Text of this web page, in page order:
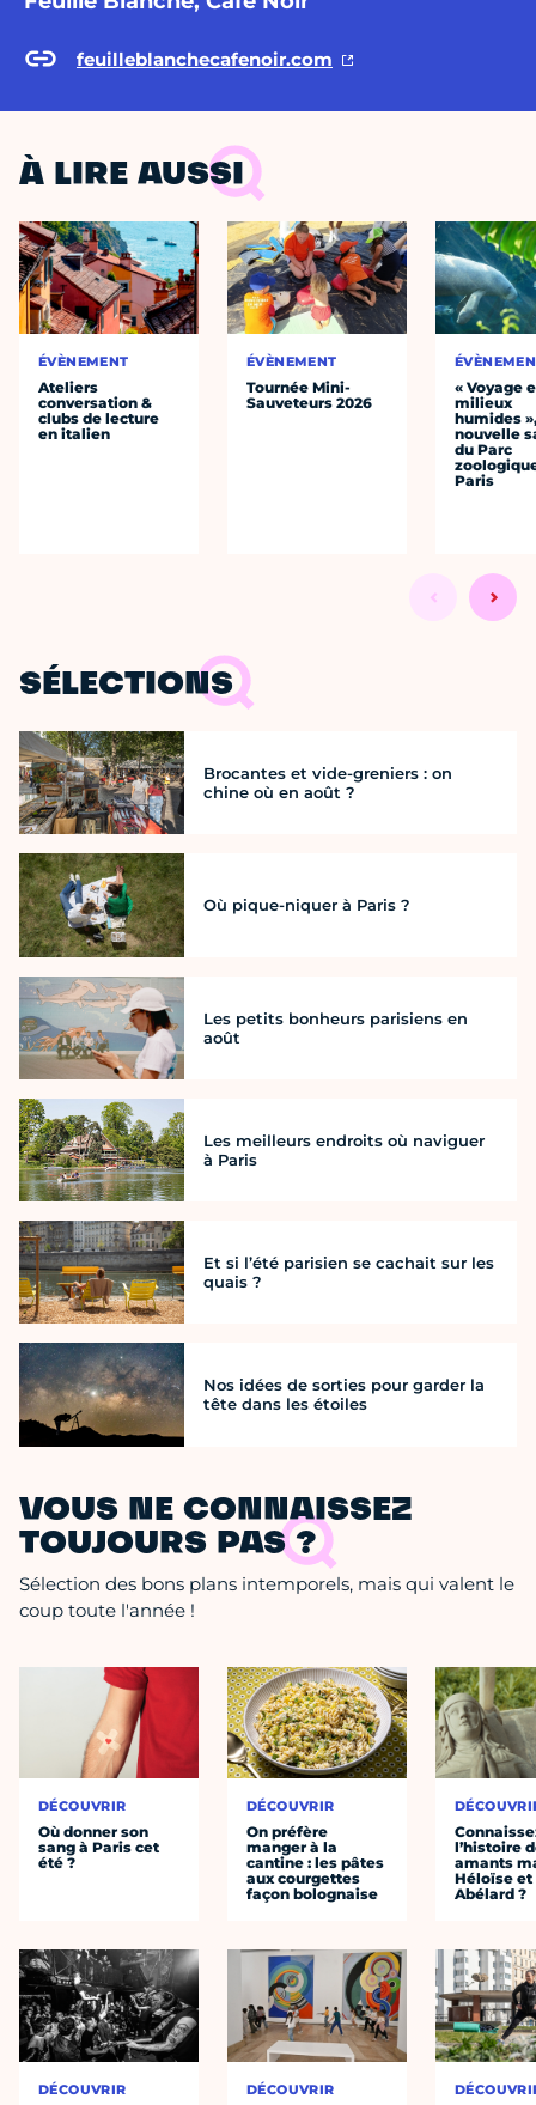
feuilleblanchecafenoir.com
À LIRE AUSSI
ÉVÈNEMENT
Ateliers
conversation &
clubs de lecture
en italien
ÉVÈNEMENT
Tournée Mini-
Sauveteurs 2026
« Voyage
milieux
humides
nouvelle
du Parc
Paris
SÉLECTIONS
Brocantes et vide-greniers : on
chine où en août ?
Où pique-niquer à Paris ?
Les petits bonheurs parisiens en
août
Les meilleurs endroits où naviguer
à Paris
Et si l’été parisien se cachait sur les
quais ?
Nos idées de sorties pour garder la
tête dans les étoiles
VOUS NE CONNAISSEZ
TOUJOURS PAS ?
Sélection des bons plans intemporels, mais qui valent le
coup toute l'année !
DÉCOUVRIR
Où donner son
sang à Paris cet
été ?
DÉCOUVRIR
DÉCOUVRIR
On préfère
manger à la
cantine : les pâtes
aux courgettes
façon bolognaise
DÉCOUVRIR
l’histoire
amants
Héloïse et
Abélard ?